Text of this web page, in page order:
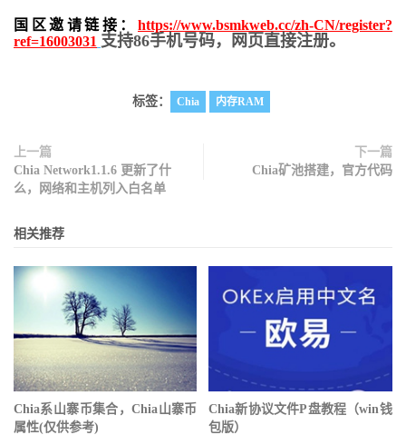
国区邀请链接： https://www.bsmkweb.cc/zh-CN/register?
ref=16003031 支持86手机号码，网页直接注册。
标签： Chia 内存RAM
上一篇
Chia Network1.1.6 更新了什
么，网络和主机列入白名单
下一篇
Chia矿池搭建，官方代码
相关推荐
Chia系山寨币集合，Chia山寨币
属性(仅供参考)
Chia新协议文件P盘教程（win钱
包版）